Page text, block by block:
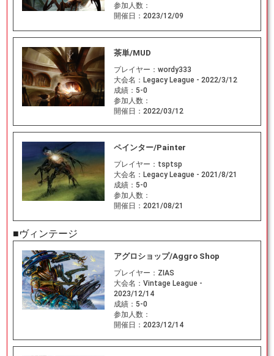
参加人数：
開催日： 2023/12/09
茶単/MUD
プレイヤー： wordy333
大会名： Legacy League - 2022/3/12
成績： 5-0
参加人数：
開催日： 2022/03/12
ペインター/Painter
プレイヤー： tsptsp
大会名： Legacy League - 2021/8/21
成績： 5-0
参加人数：
開催日： 2021/08/21
■ヴィンテージ
アグロショップ/Aggro Shop
プレイヤー： ZIAS
大会名： Vintage League -
2023/12/14
成績： 5-0
参加人数：
開催日： 2023/12/14